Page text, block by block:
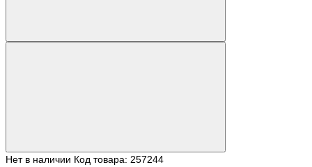
Нет в наличии Код товара: 257244